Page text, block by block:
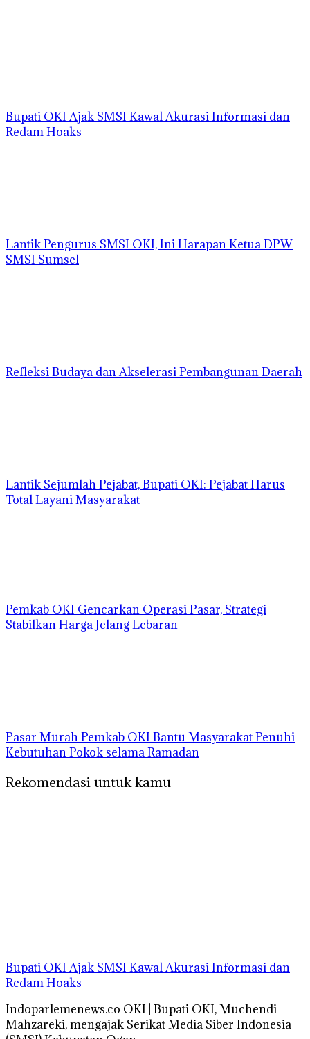
Bupati OKI Ajak SMSI Kawal Akurasi Informasi dan
Redam Hoaks
Lantik Pengurus SMSI OKI, Ini Harapan Ketua DPW
SMSI Sumsel
Refleksi Budaya dan Akselerasi Pembangunan Daerah
Lantik Sejumlah Pejabat, Bupati OKI: Pejabat Harus
Total Layani Masyarakat
Pemkab OKI Gencarkan Operasi Pasar, Strategi
Stabilkan Harga Jelang Lebaran
Pasar Murah Pemkab OKI Bantu Masyarakat Penuhi
Kebutuhan Pokok selama Ramadan
Rekomendasi untuk kamu
Bupati OKI Ajak SMSI Kawal Akurasi Informasi dan
Redam Hoaks
Indoparlemenews.co OKI | Bupati OKI, Muchendi
Mahzareki, mengajak Serikat Media Siber Indonesia